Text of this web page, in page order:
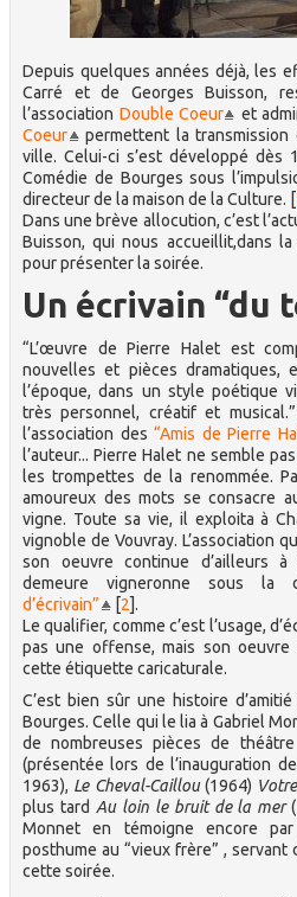
Depuis quelques années déjà, les
Carré et de Georges Buisson,
l’association Double Coeur et
Coeur
permettent la
ville. Celui-ci s’est développé dès
Comédie de Bourges sous
directeur de la maison de la Culture. [
Dans une brève allocution, c’est
Buisson, qui nous accueillit,dans
pour présenter la soirée.
Un écrivain “du
“L’œuvre de Pierre Halet est
nouvelles et pièces dramatiques,
l’époque, dans un style poétique
très personnel, créatif et
l’association des“Amis de Pierre
l’auteur... Pierre Halet ne semble
les trompettes de la renommée.
amoureux des mots se consacre
vigne. Toute sa vie, il exploita à
vignoble de Vouvray. L’association
son oeuvre continue d’ailleurs
demeure vigneronne sous la
d’écrivain”
[2].
Le qualifier, comme c’est l’usage,
pas une offense, mais son oeuvre
cette étiquette caricaturale.
C’est bien sûr une histoire
Bourges. Celle qui le lia à Gabriel
de nombreuses pièces de
(présentée lors de l’inauguration
1963), Le Cheval-Caillou(1964)
plus tard Au loin le bruit de la mer
Monnet en témoigne encore
posthume au “vieux frère” , servant
cette soirée.